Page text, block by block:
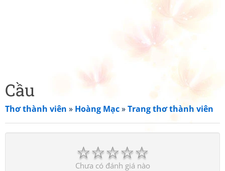
Cầu
Thơ thành viên » Hoàng Mạc»Trang thơ thành viên
☆
☆
☆
☆
☆
Chưa có đánh giá nào